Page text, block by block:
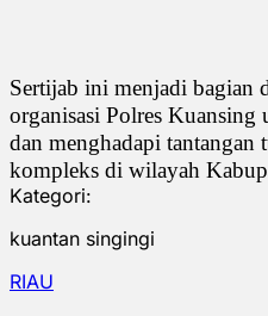
Sertijab ini menjadi bagian
organisasi Polres
dan menghadapi tantangan
kompleks di wilayah
Kategori:
kuantan singingi
RIAU